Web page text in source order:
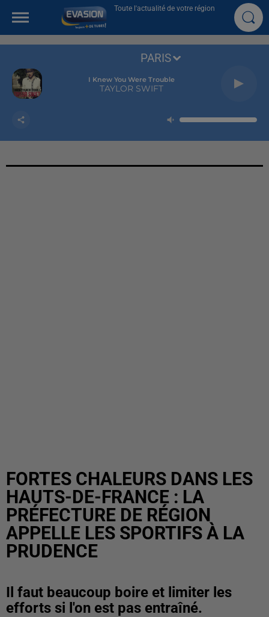
Toute l'actualité de votre région
I Knew You Were Trouble
TAYLOR SWIFT
PARIS
FORTES CHALEURS DANS LES
HAUTS-DE-FRANCE : LA
PRÉFECTURE DE RÉGION
APPELLE LES SPORTIFS À LA
PRUDENCE
Il faut beaucoup boire et limiter les
efforts si l'on est pas entraîné.